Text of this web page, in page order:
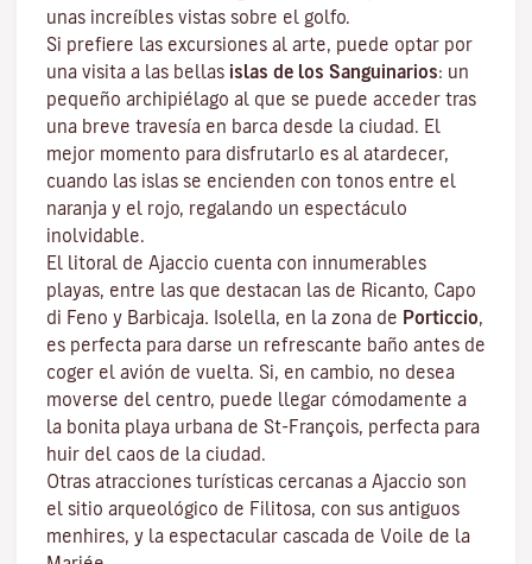
unas increíbles vistas sobre el golfo.
Si prefiere las excursiones al arte, puede optar por
una visita a las bellas islas de los Sanguinarios: un
pequeño archipiélago al que se puede acceder tras
una breve travesía en barca desde la ciudad. El
mejor momento para disfrutarlo es al atardecer,
cuando las islas se encienden con tonos entre el
naranja y el rojo, regalando un espectáculo
inolvidable.
El litoral de Ajaccio cuenta con innumerables
playas, entre las que destacan las de Ricanto, Capo
di Feno y Barbicaja. Isolella, en la zona de Porticcio,
es perfecta para darse un refrescante baño antes de
coger el avión de vuelta. Si, en cambio, no desea
moverse del centro, puede llegar cómodamente a
la bonita playa urbana de St-François, perfecta para
huir del caos de la ciudad.
Otras atracciones turísticas cercanas a Ajaccio son
el sitio arqueológico de Filitosa, con sus antiguos
menhires, y la espectacular cascada de Voile de la